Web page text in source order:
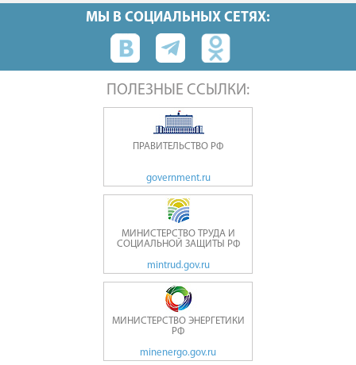
МЫ В СОЦИАЛЬНЫХ СЕТЯХ:
ПОЛЕЗНЫЕ ССЫЛКИ:
ПРАВИТЕЛЬСТВО РФ
government.ru
МИНИСТЕРСТВО ТРУДА И
СОЦИАЛЬНОЙ ЗАЩИТЫ РФ
mintrud.gov.ru
МИНИСТЕРСТВО ЭНЕРГЕТИКИ
РФ
minenergo.gov.ru